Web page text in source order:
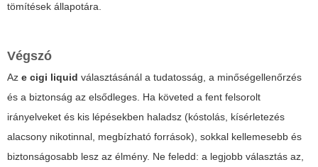
tömítések állapotára.
Végszó
Az e cigi liquid választásánál a tudatosság, a minőségellenőrzés
és a biztonság az elsődleges. Ha követed a fent felsorolt
irányelveket és kis lépésekben haladsz (kóstolás, kísérletezés
alacsony nikotinnal, megbízható források), sokkal kellemesebb és
biztonságosabb lesz az élmény. Ne feledd: a legjobb választás az,